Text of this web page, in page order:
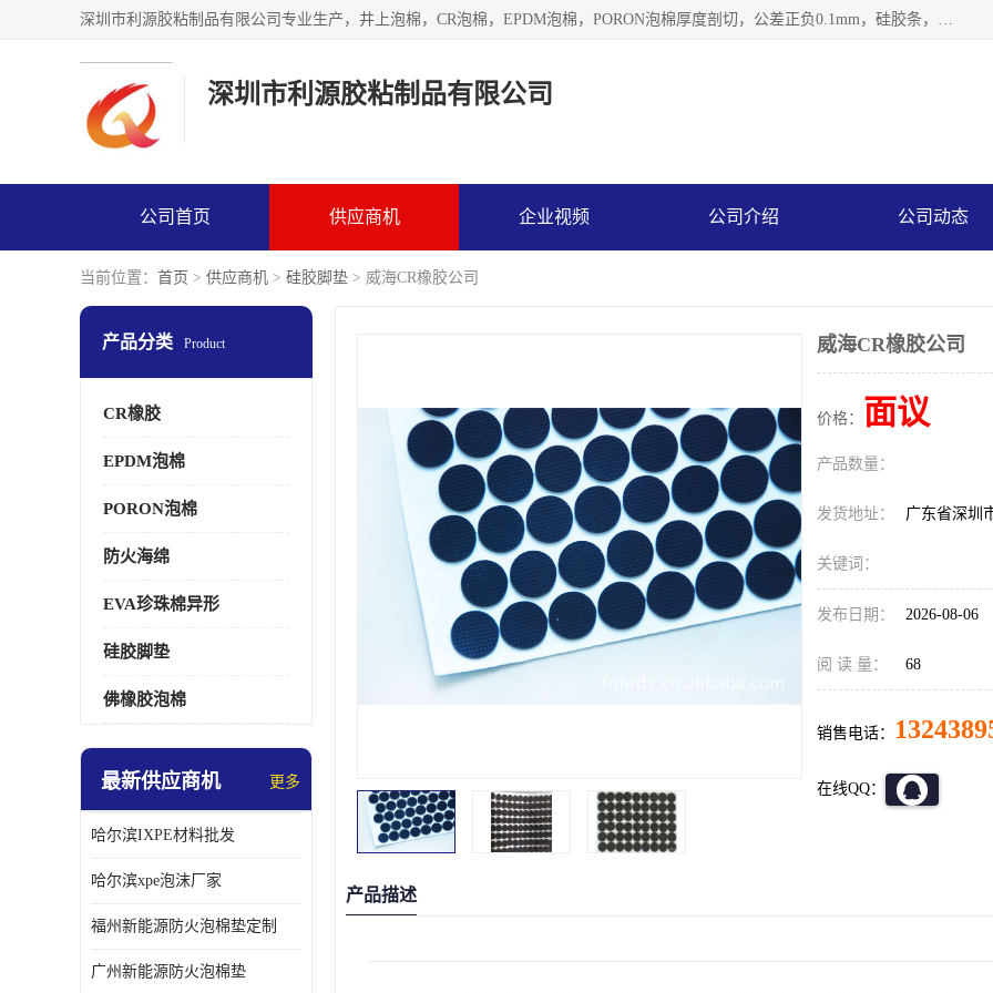
深圳市利源胶粘制品有限公司专业生产，井上泡棉，CR泡棉，EPDM泡棉，PORON泡棉厚度剖切，公差正负0.1mm，硅胶条，脚垫，异形一次成型，雕刻EVA海绵；包装材料:精密仪器、医疗器具、运输时缓冲、防震材料。建筑:住房装潢材料、房屋门窗密封；轻便、强韧性：轻便并且具有较强的韧性，良好的耐油性与耐溶剂性。隔热性：导热性低具有优越的保温性，具有的回弹性。
深圳市利源胶粘制品有限公司
公司首页 供应商机 企业视频 公司介绍 公司动态
当前位置： 首页 > 供应商机 > 硅胶脚垫 > 威海CR橡胶公司
产品分类 Product
CR橡胶
EPDM泡棉
PORON泡棉
防火海绵
EVA珍珠棉异形
硅胶脚垫
佛橡胶泡棉
最新供应商机 更多
哈尔滨IXPE材料批发
哈尔滨xpe泡沫厂家
福州新能源防火泡棉垫定制
广州新能源防火泡棉垫
威海CR橡胶公司
价格： 面议
产品数量：
发货地址： 广东省深圳
关键词：
发布日期： 2026-08-06
阅 读 量： 68
销售电话：
在线QQ：
产品描述